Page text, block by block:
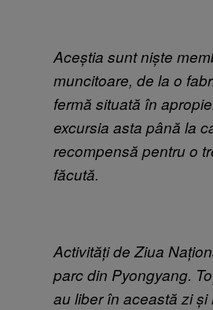
Aceștia sunt niște
muncitoare, de la o
fermă situată în
excursia asta până la
recompensă pentru o
făcută.
Activități de Ziua
parc din Pyongyang.
au liber în această zi și